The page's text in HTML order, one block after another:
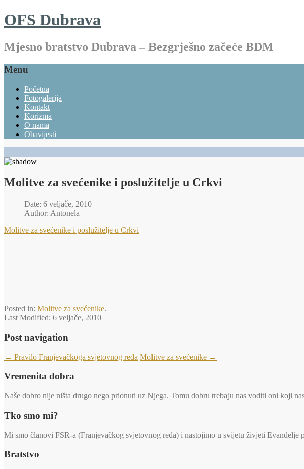
OFS Dubrava
Mjesno bratstvo Dubrava – Bezgrješno začeće BDM
Menu
Početna
Fotogalerija
Kontakt
Korizma
O nama
Obavijesti
Molitve za svećenike i poslužitelje u Crkvi
Date: 6 veljače, 2010
Author: Antonela
Molitve za svećenike i poslužitelje u Crkvi
Posted in: Molitve za svećenike.
Last Modified: 6 veljače, 2010
Post navigation
← Pravilo Franjevačkoga svjetovnog reda Molitve za svećenike →
Vremenita dobra
Naše dobro nije ništa drugo nego prionuti uz Njega. Tomu dobru trebaju nas voditi oni koji
Tko smo mi?
Mi smo članovi FSR-a (Franjevačkog svjetovnog reda) i nastojimo u svijetu živjeti
Bratstvo